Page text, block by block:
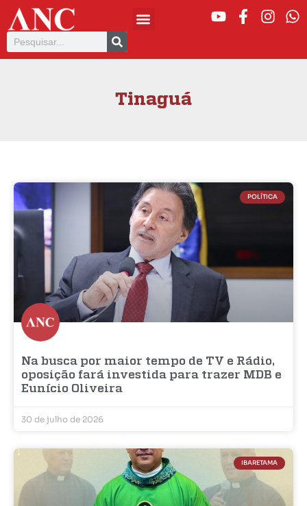
Tinaguá
POLÍTICA
Na busca por maior tempo de TV e Rádio,
oposição fará investida para trazer MDB e
Eunício Oliveira
30 de julho de 2026
IBARETAMA